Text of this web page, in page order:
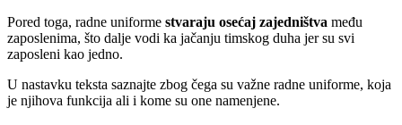
Pored toga, radne uniforme stvaraju osećaj zajedništva među
zaposlenima, što dalje vodi ka jačanju timskog duha jer su svi
zaposleni kao jedno.
U nastavku teksta saznajte zbog čega su važne radne uniforme, koja
je njihova funkcija ali i kome su one namenjene.